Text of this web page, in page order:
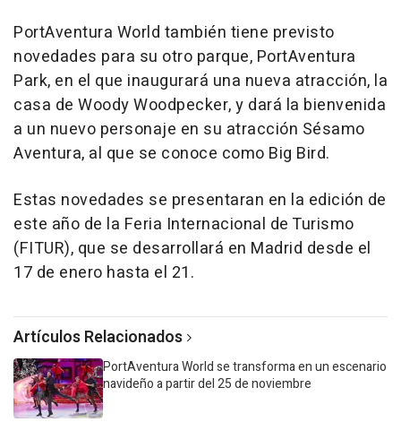
PortAventura World también tiene previsto
novedades para su otro parque, PortAventura
Park, en el que inaugurará una nueva atracción, la
casa de Woody Woodpecker, y dará la bienvenida
a un nuevo personaje en su atracción Sésamo
Aventura, al que se conoce como Big Bird.
Estas novedades se presentaran en la edición de
este año de la Feria Internacional de Turismo
(FITUR), que se desarrollará en Madrid desde el
17 de enero hasta el 21.
Artículos Relacionados
PortAventura World se transforma en un escenario
navideño a partir del 25 de noviembre